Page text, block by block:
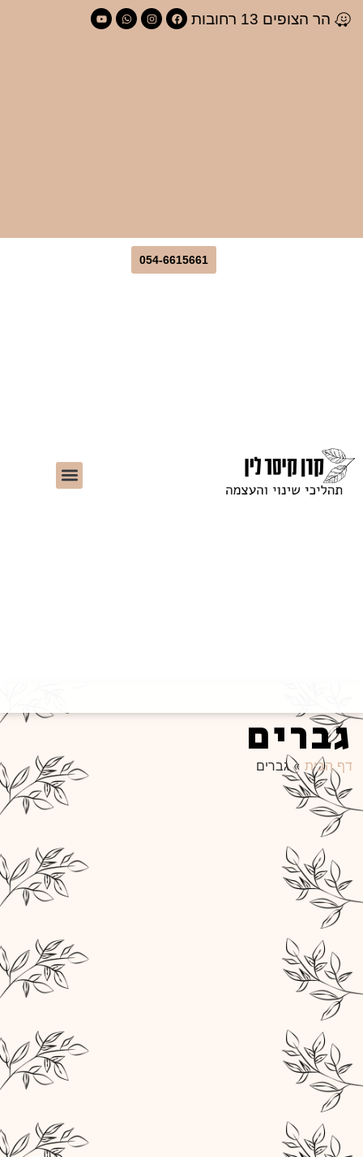
הר הצופים 13 רחובות
054-6615661
גברים
דף הבית »גברים